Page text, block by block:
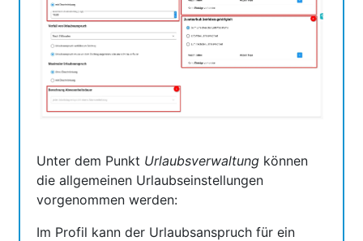
Unter dem Punkt Urlaubsverwaltung können
die allgemeinen Urlaubseinstellungen
vorgenommen werden:
Im Profil kann der Urlaubsanspruch für ein